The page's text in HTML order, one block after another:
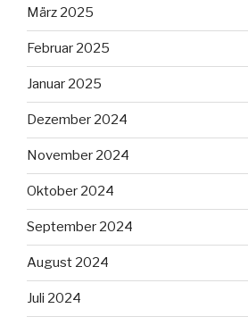
März 2025
Februar 2025
Januar 2025
Dezember 2024
November 2024
Oktober 2024
September 2024
August 2024
Juli 2024